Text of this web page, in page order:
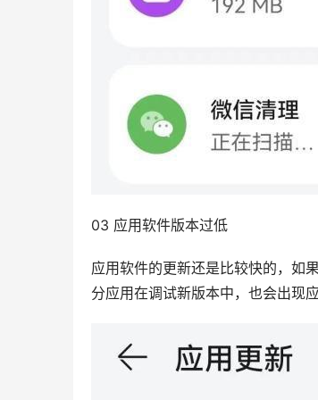
03 应用软件版本过低
应用软件的更新还是比较快的，如
分应用在调试新版本中，也会出现